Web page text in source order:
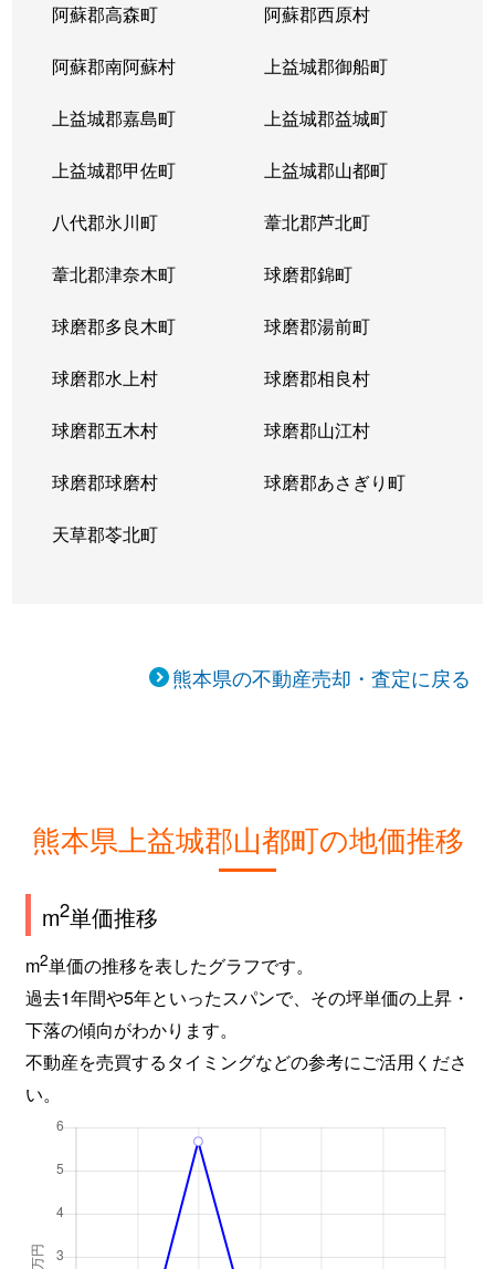
阿蘇郡高森町 阿蘇郡西原村
阿蘇郡南阿蘇村 上益城郡御船町
上益城郡嘉島町 上益城郡益城町
上益城郡甲佐町 上益城郡山都町
八代郡氷川町 葦北郡芦北町
葦北郡津奈木町 球磨郡錦町
球磨郡多良木町 球磨郡湯前町
球磨郡水上村 球磨郡相良村
球磨郡五木村 球磨郡山江村
球磨郡球磨村 球磨郡あさぎり町
天草郡苓北町
熊本県の不動産売却・査定に戻る
熊本県上益城郡山都町の地価推移
m2単価推移
m2単価の推移を表したグラフです。
過去1年間や5年といったスパンで、その坪単価の上昇・
下落の傾向がわかります。
不動産を売買するタイミングなどの参考にご活用くださ
い。